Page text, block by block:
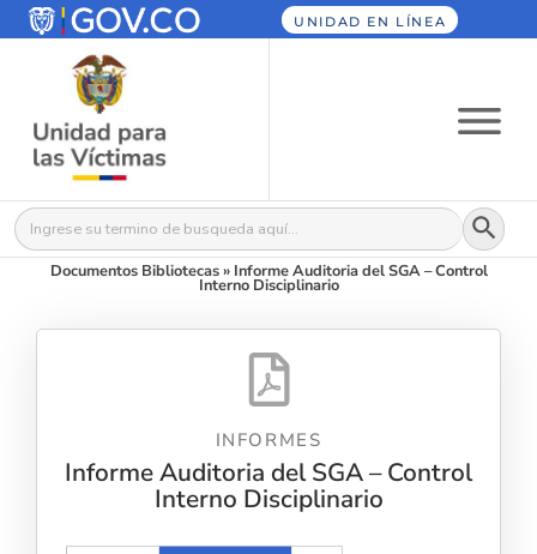
UNIDAD EN LÍNEA
Buscar: Botón
Documentos Bibliotecas» Informe Auditoria del SGA – Control
Interno Disciplinario
INFORMES
Informe Auditoria del SGA – Control
Interno Disciplinario